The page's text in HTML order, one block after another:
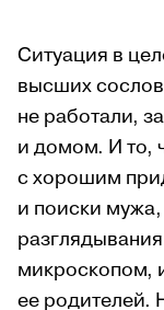
Ситуация в
высших
не работали,
и домом. И то,
с хорошим
и поиски
микроскопом,
ее родителей.